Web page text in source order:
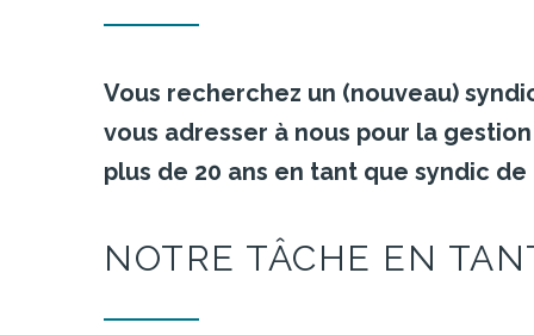
Vous recherchez un (nouveau)
vous adresser à nous pour la
plus de 20 ans en tant que syndic
NOTRE TÂCHE EN